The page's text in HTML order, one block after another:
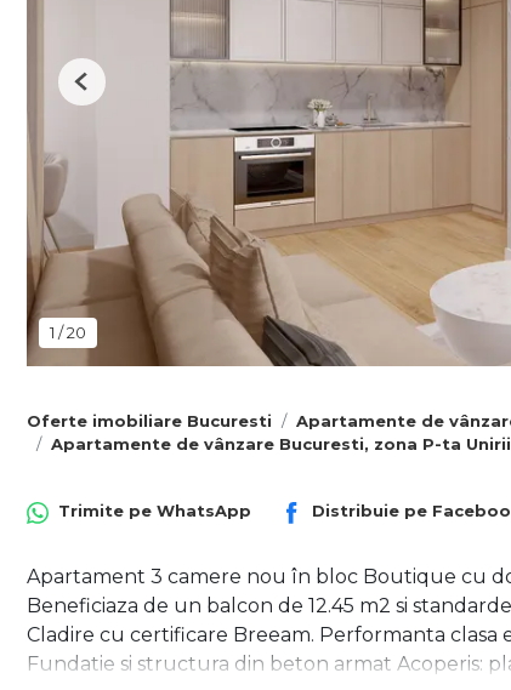
1 /20
Previous
Oferte imobiliare Bucuresti
Apartamente de
Apartamente de vânzare Bucuresti, zona P-ta Unirii
Trimite pe WhatsApp Distribuie pe
Apartament 3 camere nou în bloc Boutique cu
Beneficiaza de un balcon de 12.45 m2 si
Cladire cu certificare Breeam. Performanta clasa
Fundatie si structura din beton armat Acoperis: